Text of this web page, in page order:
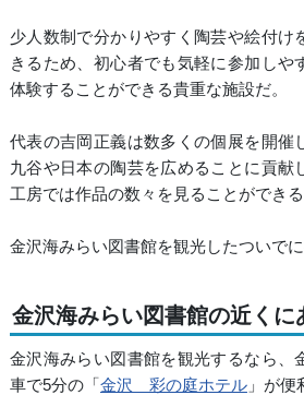
少人数制で分かりやすく陶芸や絵付け
きるため、初心者でも気軽に参加しや
体験することができる貴重な施設だ。
代表の吉岡正義は数多くの個展を開催
九谷や日本の陶芸を広めることに貢献
工房では作品の数々を見ることができ
金沢海みらい図書館を観光したついでに
金沢海みらい図書館の近くに
金沢海みらい図書館を観光するなら、
車で5分の「金沢 彩の庭ホテル」が便